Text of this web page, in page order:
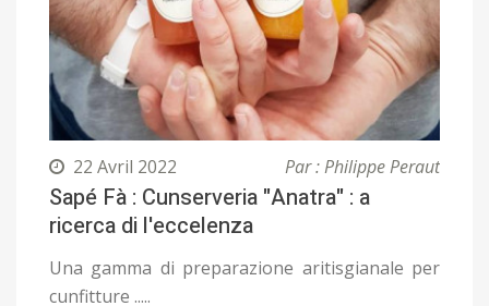
22 Avril 2022 Par : Philippe Peraut
Sapé Fà : Cunserveria "Anatra" : a
ricerca di l'eccelenza
Una gamma di preparazione aritisgianale per
cunfitture .....